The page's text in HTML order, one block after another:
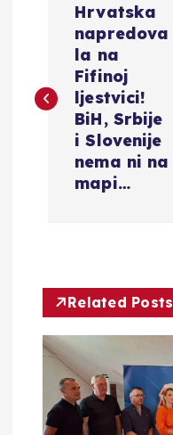
v
Hrvatska
napredova
la na
Fifinoj
ljestvici!
BiH, Srbije
i Slovenije
nema ni na
mapi…
Related Posts